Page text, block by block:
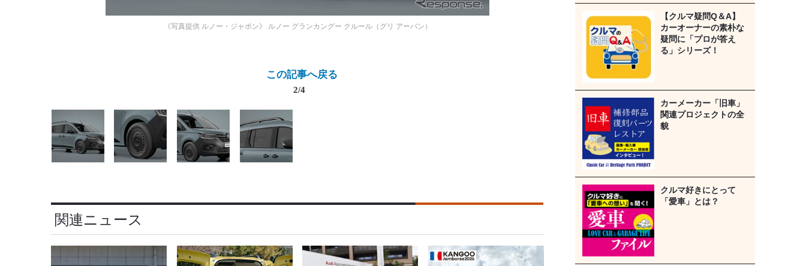
《写真提供 ルノー・ジャポン》 ルノー グランカングー クルール（グリ アーバン）
この記事へ戻る
2/4
関連ニュース
【クルマ疑問Q＆A】
カーオーナーの素朴な
疑問に「プロが答え
る」シリーズ！
カーメーカー「旧車」
関連プロジェクトの全
貌
クルマ好きにとって
「愛車」とは？